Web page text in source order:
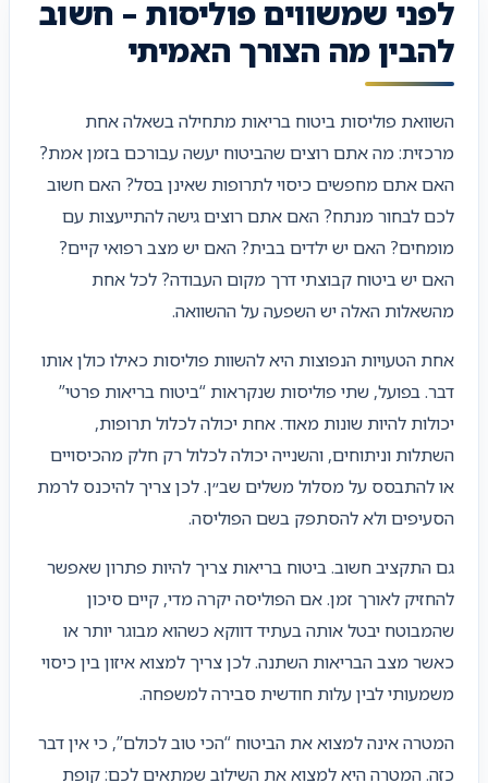
לפני שמשווים פוליסות – חשוב
להבין מה הצורך האמיתי
השוואת פוליסות ביטוח בריאות מתחילה בשאלה אחת
מרכזית: מה אתם רוצים שהביטוח יעשה עבורכם בזמן אמת?
האם אתם מחפשים כיסוי לתרופות שאינן בסל? האם חשוב
לכם לבחור מנתח? האם אתם רוצים גישה להתייעצות עם
מומחים? האם יש ילדים בבית? האם יש מצב רפואי קיים?
האם יש ביטוח קבוצתי דרך מקום העבודה? לכל אחת
מהשאלות האלה יש השפעה על ההשוואה.
אחת הטעויות הנפוצות היא להשוות פוליסות כאילו כולן אותו
דבר. בפועל, שתי פוליסות שנקראות “ביטוח בריאות פרטי”
יכולות להיות שונות מאוד. אחת יכולה לכלול תרופות,
השתלות וניתוחים, והשנייה יכולה לכלול רק חלק מהכיסויים
או להתבסס על מסלול משלים שב״ן. לכן צריך להיכנס לרמת
הסעיפים ולא להסתפק בשם הפוליסה.
גם התקציב חשוב. ביטוח בריאות צריך להיות פתרון שאפשר
להחזיק לאורך זמן. אם הפוליסה יקרה מדי, קיים סיכון
שהמבוטח יבטל אותה בעתיד דווקא כשהוא מבוגר יותר או
כאשר מצב הבריאות השתנה. לכן צריך למצוא איזון בין כיסוי
משמעותי לבין עלות חודשית סבירה למשפחה.
המטרה אינה למצוא את הביטוח “הכי טוב לכולם”, כי אין דבר
כזה. המטרה היא למצוא את השילוב שמתאים לכם: קופת